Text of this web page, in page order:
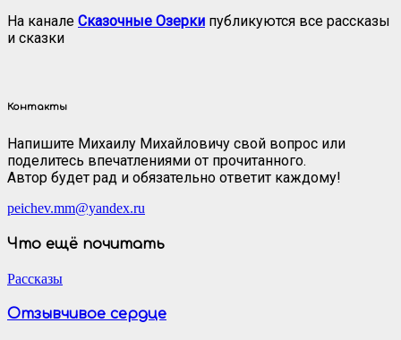
На канале Сказочные Озерки публикуются все рассказы
и сказки
Контакты
Напишите Михаилу Михайловичу свой вопрос или
поделитесь впечатлениями от прочитанного.
Автор будет рад и обязательно ответит каждому!
peichev.mm@yandex.ru
Что ещё почитать
Рассказы
Отзывчивое сердце